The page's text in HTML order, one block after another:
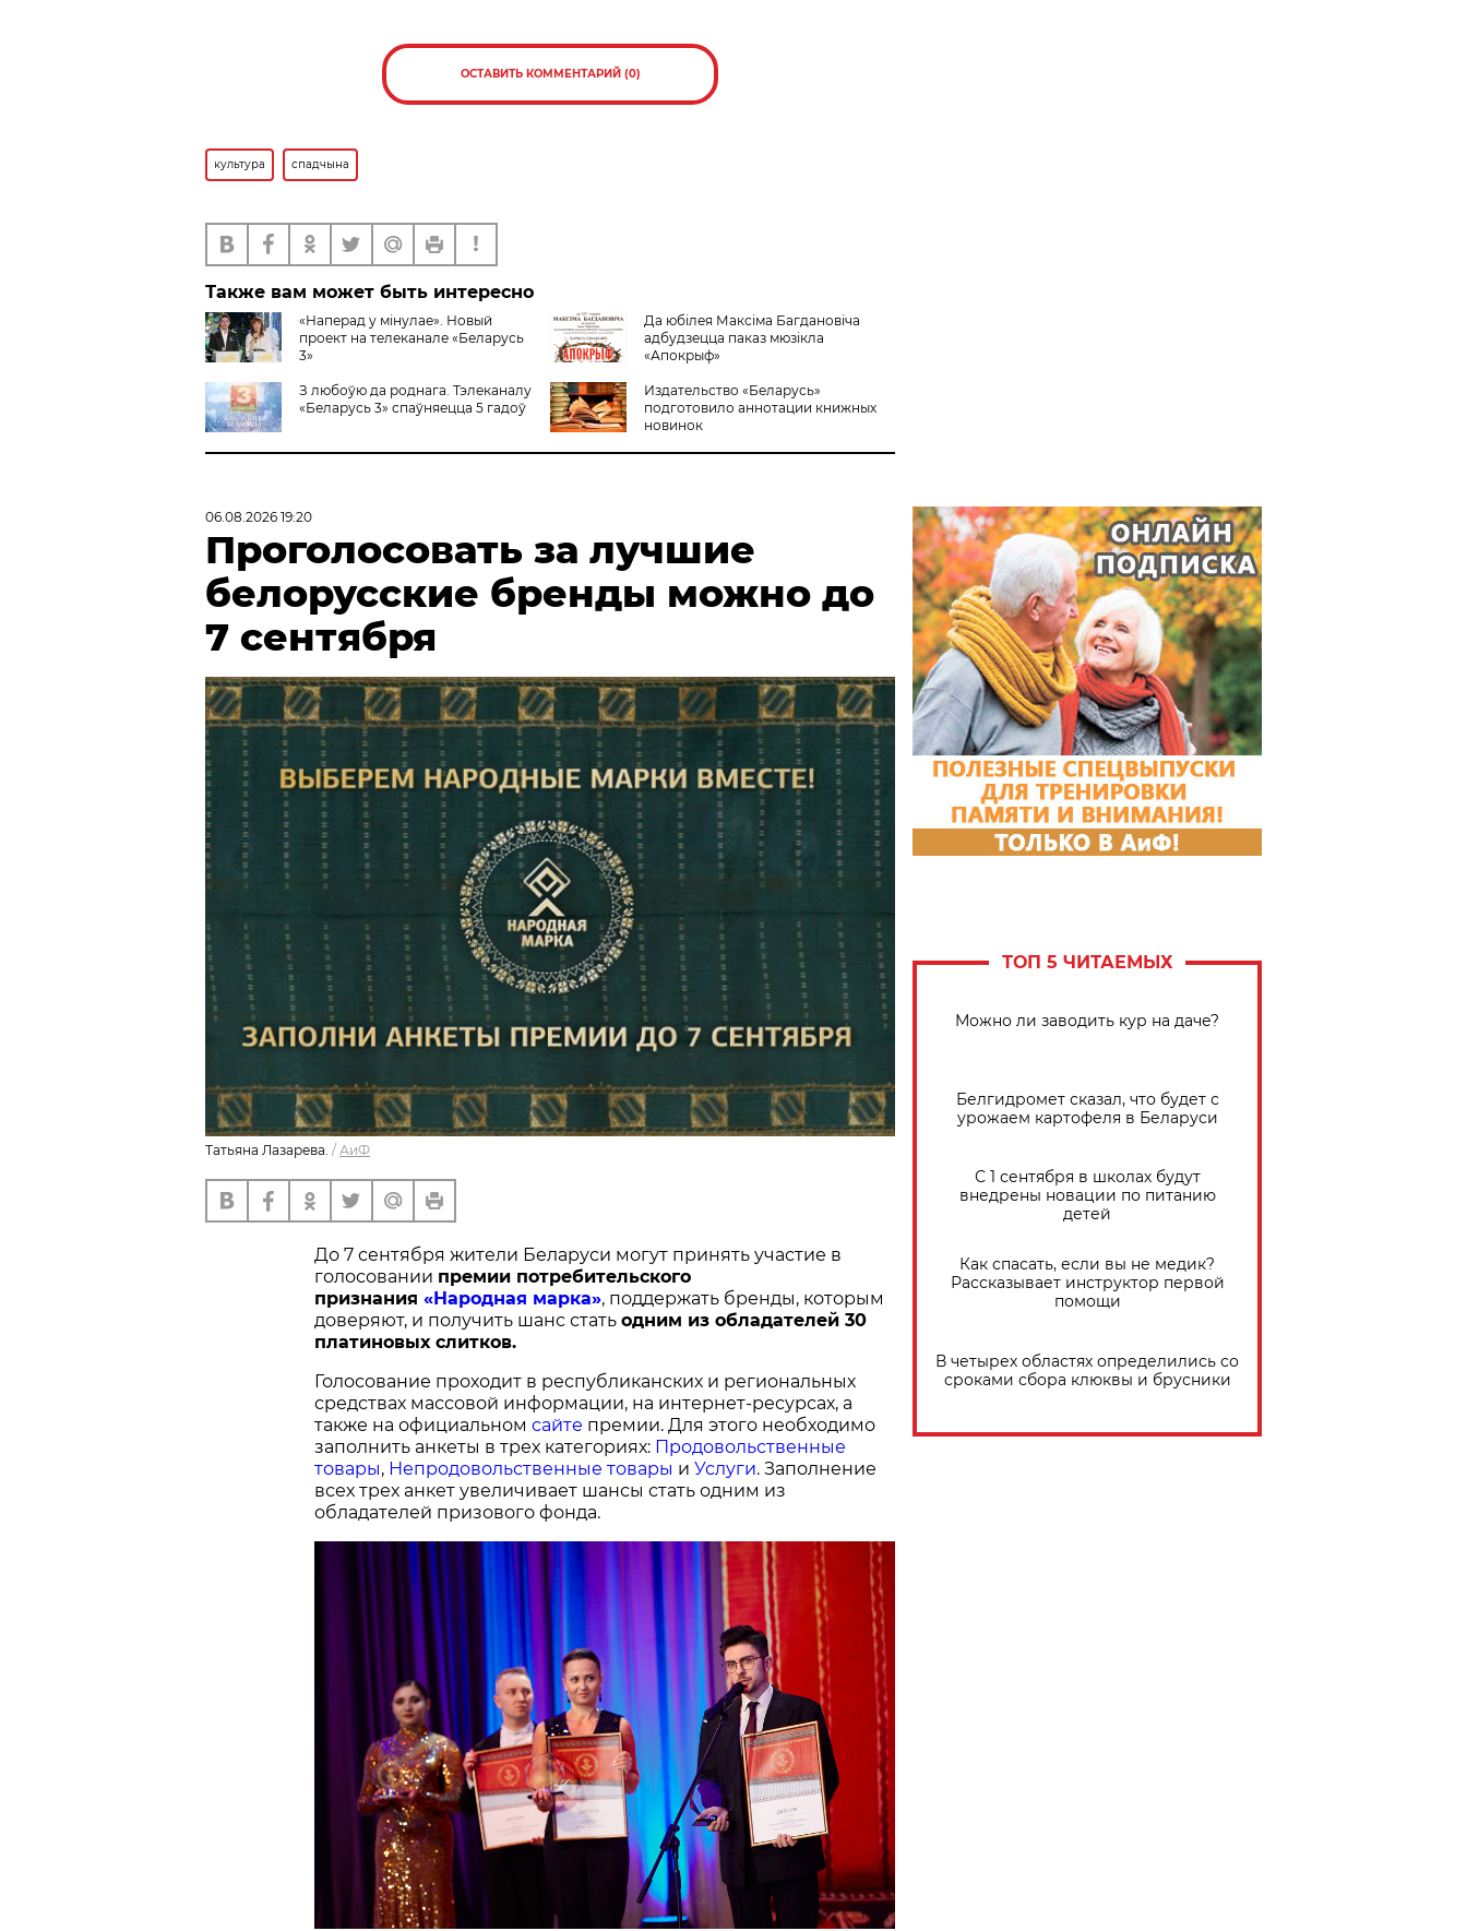
ОСТАВИТЬ КОММЕНТАРИЙ (0)
культура спадчына
Также вам может быть интересно
«Наперад у мінулае». Новый
проект на телеканале «Беларусь
3»
Да юбілея Максіма Багдановіча
адбудзецца паказ мюзікла
«Апокрыф»
З любоўю да роднага. Тэлеканалу
«Беларусь 3» спаўняецца 5 гадоў
Издательство «Беларусь»
подготовило аннотации книжных
новинок
06.08.2026 19:20
Проголосовать за лучшие
белорусские бренды можно до
7 сентября
Татьяна Лазарева. / АиФ
До 7 сентября жители Беларуси могут принять участие в
голосовании премии потребительского
признания «Народная марка», поддержать бренды, которым
доверяют, и получить шанс стать одним из обладателей 30
платиновых слитков.
Голосование проходит в республиканских и региональных
средствах массовой информации, на интернет-ресурсах, а
также на официальном сайте премии. Для этого необходимо
заполнить анкеты в трех категориях: Продовольственные
товары, Непродовольственные товары и Услуги. Заполнение
всех трех анкет увеличивает шансы стать одним из
обладателей призового фонда.
ТОП 5 ЧИТАЕМЫХ
Можно ли заводить кур на даче?
Белгидромет сказал, что будет с
урожаем картофеля в Беларуси
С 1 сентября в школах будут
внедрены новации по питанию
детей
Как спасать, если вы не медик?
Рассказывает инструктор первой
помощи
В четырех областях определились со
сроками сбора клюквы и брусники